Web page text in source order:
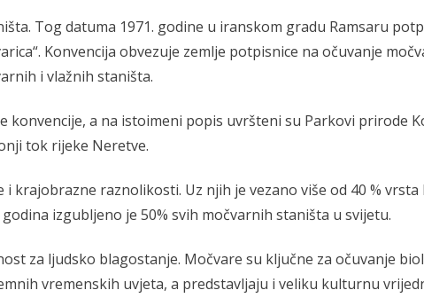
Tog datuma 1971. godine u iranskom gradu Ramsaru
Konvencija obvezuje zemlje potpisnice na očuvanje
i vlažnih staništa.
konvencije, a na istoimeni popis uvršteni su Parkovi prirode
tok rijeke Neretve.
krajobrazne raznolikosti. Uz njih je vezano više od 40 %
izgubljeno je 50% svih močvarnih staništa u svijetu.
za ljudsko blagostanje. Močvare su ključne za očuvanje
vremenskih uvjeta, a predstavljaju i veliku kulturnu